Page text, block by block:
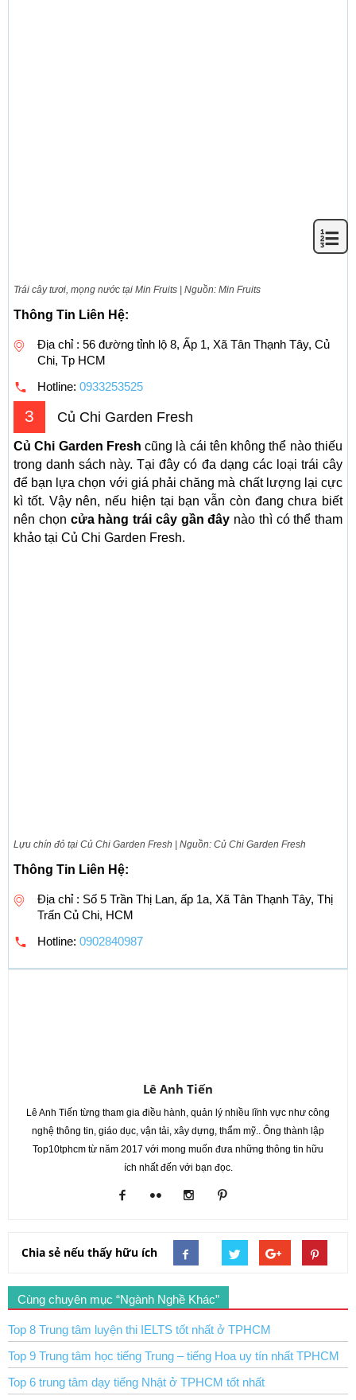
Trái cây tươi, mọng nước tại Min Fruits | Nguồn: Min Fruits
Thông Tin Liên Hệ:
Địa chỉ : 56 đường tỉnh lộ 8, Ấp 1, Xã Tân Thạnh Tây, Củ
Chi, Tp HCM
Hotline: 0933253525
3 Củ Chi Garden Fresh
Củ Chi Garden Freshcũng là cái tên không thể nào thiếu
trong danh sách này. Tại đây có đa dạng các loại trái cây
để bạn lựa chọn với giá phải chăng mà chất lượng lại cực
kì tốt. Vậy nên, nếu hiện tại bạn vẫn còn đang chưa biết
nên chọn cửa hàng trái cây gần đây nào thì có thể tham
khảo tại Củ Chi Garden Fresh.
Lựu chín đỏ tại Củ Chi Garden Fresh | Nguồn: Củ Chi Garden Fresh
Thông Tin Liên Hệ:
Địa chỉ : Số 5 Trần Thị Lan, ấp 1a, Xã Tân Thạnh Tây, Thị
Trấn Củ Chi, HCM
Hotline: 0902840987
Lê Anh Tiến
Lê Anh Tiến từng tham gia điều hành, quản lý nhiều lĩnh vực như công
nghệ thông tin, giáo dục, vận tải, xây dựng, thẩm mỹ.. Ông thành lập
Top10tphcm từ năm 2017 với mong muốn đưa những thông tin hữu
ích nhất đến với bạn đọc.
Chia sẻ nếu thấy hữu ích
Cùng chuyên mục “Ngành Nghề Khác”
Top 8 Trung tâm luyện thi IELTS tốt nhất ở TPHCM
Top 9 Trung tâm học tiếng Trung – tiếng Hoa uy tín nhất TPHCM
Top 6 trung tâm dạy tiếng Nhật ở TPHCM tốt nhất